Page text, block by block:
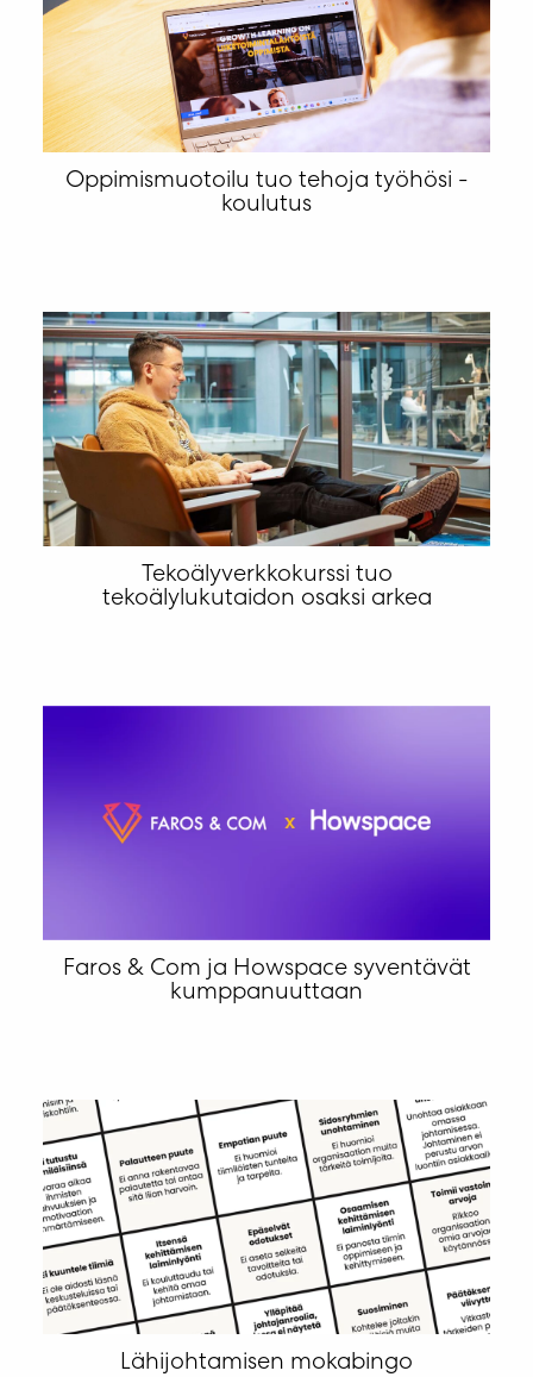
Oppimismuotoilu tuo tehoja työhösi -
koulutus
Tekoälyverkkokurssi tuo
tekoälylukutaidon osaksi arkea
Faros & Com ja Howspace syventävät
kumppanuuttaan
Lähijohtamisen mokabingo